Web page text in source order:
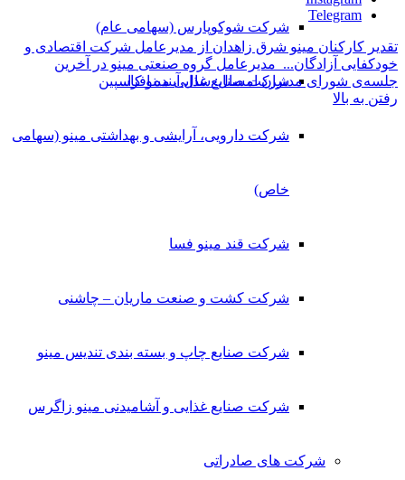
شرکت شوکوپارس (سهامی عام)
شرکت صنایع غذایی مینو کاسپین
شرکت دارویی، آرایشی و بهداشتی مینو (سهامی
خاص)
شرکت قند مینو فسا
شرکت کشت و صنعت ماریان – چاشنی
شرکت صنایع چاپ و بسته بندی تندیس مینو
شرکت صنایع غذایی و آشامیدنی مینو زاگرس
شرکت های صادراتی
Telegram
تقدیر کارکنان مینو شرق زاهدان از مدیرعامل شرکت اقتصادی و
خودکفایی آزادگان... مدیرعامل گروه صنعتی مینو در آخرین
جلسه‌ی شورای مدیران امسال: سال آینده افزا...
رفتن به بالا